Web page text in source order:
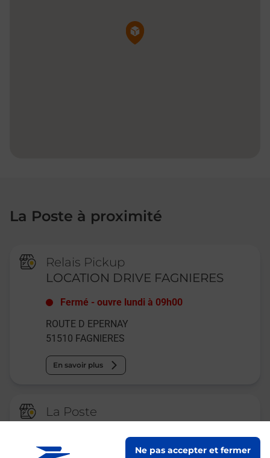
Ne pas accepter et fermer
Pin de la carte
La Poste à proximité
Relais Pickup
LOCATION DRIVE FAGNIERES
Fermé -ouvre lundi à 09h00
ROUTE D EPERNAY
51510 FAGNIERES
En savoir plus
La Poste
Fermé ouvre lundi à 10h00